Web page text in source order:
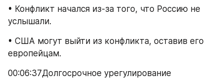
• Конфликт начался из-за того, что Россию не
услышали.
• США могут выйти из конфликта, оставив его
европейцам.
00:06:37Долгосрочное урегулирование